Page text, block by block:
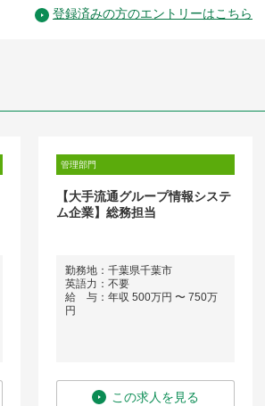
登録済みの方のエントリーはこちら
管理部門
【大手流通グループ情報システ
ム企業】総務担当
勤務地：千葉県千葉市
英語力：不要
給 与：年収 500万円 〜 750万
円
この求人を見る